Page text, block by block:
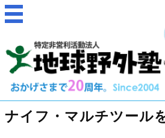
ナイフ・マルチツール